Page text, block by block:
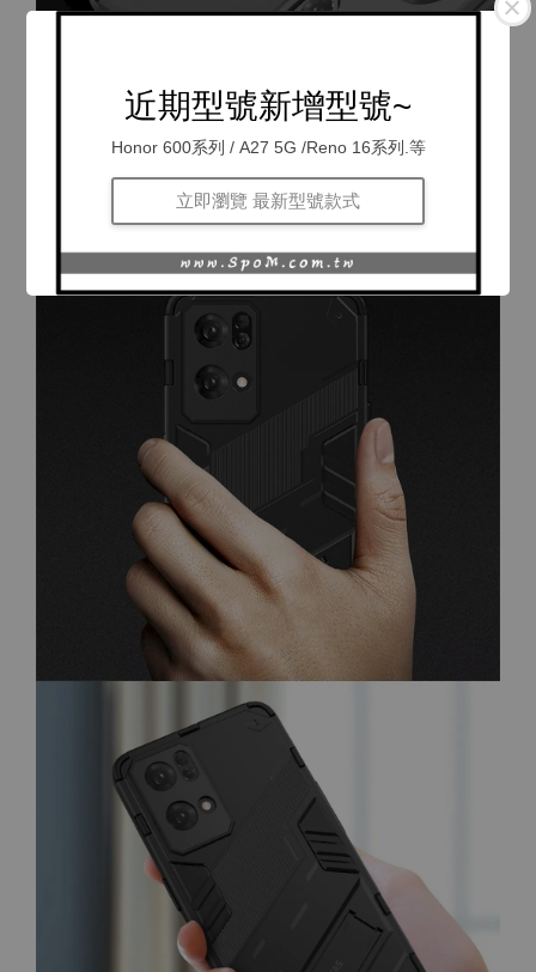
近期型號新增型號~
Honor 600系列 / A27 5G /Reno 16系列.等
立即瀏覽 最新型號款式